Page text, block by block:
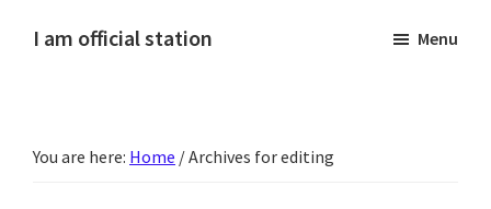
I am official station
fréttir
Menu
You are here: Home /Archives for editing